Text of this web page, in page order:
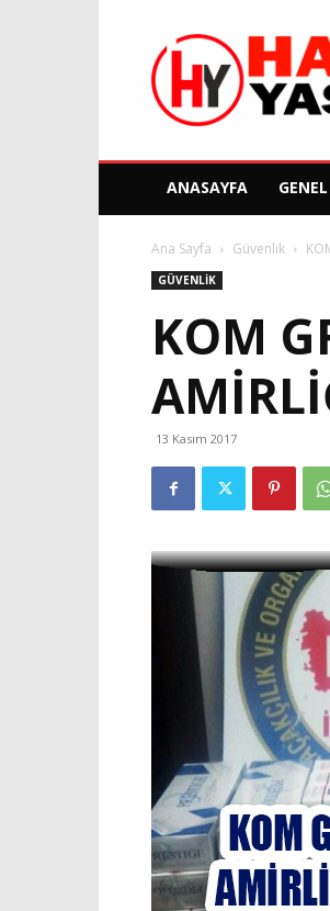
Hatay
Yaşam
Gazetesi
ANASAYFA GENEL
Ana Sayfa Güvenlik
GÜVENLIK
KOM
13 Kasım 2017